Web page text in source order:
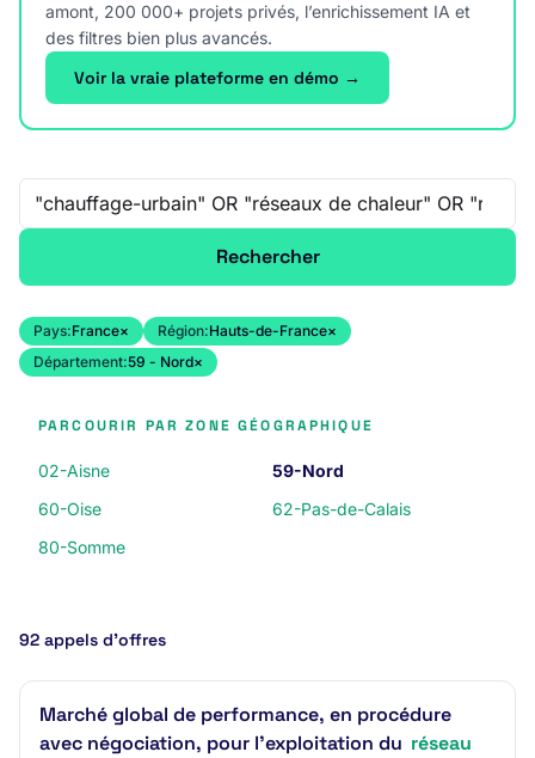
amont, 200 000+ projets privés, l’enrichissement IA et
des filtres bien plus avancés.
Voir la vraie plateforme en démo →
Recherche libre
Rechercher
Pays:France× Région:Hauts-de-France×
Département:59 - Nord×
PARCOURIR PAR ZONE GÉOGRAPHIQUE
02-Aisne
59-Nord
60-Oise
62-Pas-de-Calais
80-Somme
92 appels d’offres
Marché global de performance, en procédure
avec négociation, pour l'exploitation du réseau